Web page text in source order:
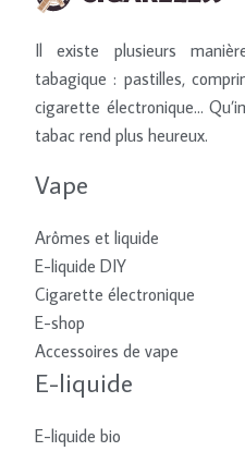
Il existe plusieurs
tabagique : pastilles,
cigarette électronique…
tabac rend plus heureux.
Vape
Arômes et liquide
E-liquide DIY
Cigarette électronique
E-shop
Accessoires de vape
E-liquide
E-liquide bio